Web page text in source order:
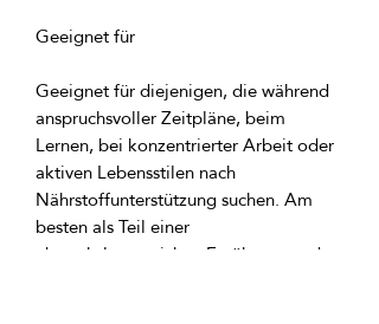
Geeignet für
Geeignet für diejenigen, die während
anspruchsvoller Zeitpläne, beim
Lernen, bei konzentrierter Arbeit oder
aktiven Lebensstilen nach
Nährstoffunterstützung suchen. Am
besten als Teil einer
abwechslungsreichen Ernährung und